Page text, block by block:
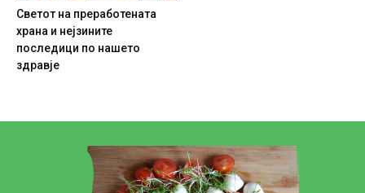
Светот на преработената
храна и нејзините
последици по нашето
здравје